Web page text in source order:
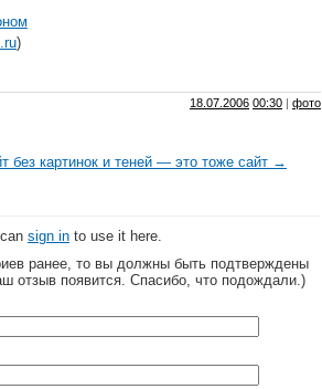
)
18.07.2006 00:30 | фото
без картинок и теней — это тоже сайт →
sign in to use it here.
ранее, то вы должны быть подтверждены
отзыв появится. Спасибо, что подождали.)